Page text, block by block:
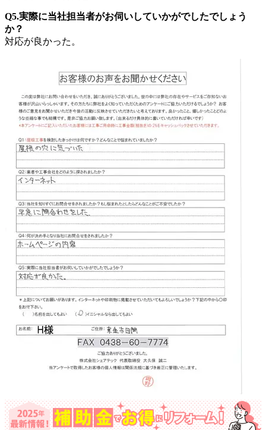
Q5.実際に当社担当者がお伺いしていかがでしたでしょう
か？
対応が良かった。